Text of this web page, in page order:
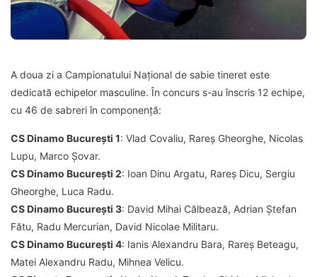
A doua zi a Campionatului Național de sabie tineret este
dedicată echipelor masculine. În concurs s-au înscris 12 echipe,
cu 46 de sabreri în componență:
CS Dinamo București 1: Vlad Covaliu, Rareș Gheorghe, Nicolas
Lupu, Marco Șovar.
CS Dinamo București 2: Ioan Dinu Argatu, Rareș Dicu, Sergiu
Gheorghe, Luca Radu.
CS Dinamo București 3: David Mihai Călbează, Adrian Ștefan
Fătu, Radu Mercurian, David Nicolae Militaru.
CS Dinamo București 4: Ianis Alexandru Bara, Rareș Beteagu,
Matei Alexandru Radu, Mihnea Velicu.